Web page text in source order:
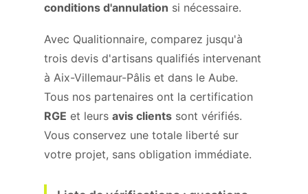
conditions d'annulation si nécessaire.
Avec Qualitionnaire, comparez jusqu'à
trois devis d'artisans qualifiés intervenant
à Aix-Villemaur-Pâlis et dans le Aube.
Tous nos partenaires ont la certification
RGE et leurs avis clients sont vérifiés.
Vous conservez une totale liberté sur
votre projet, sans obligation immédiate.